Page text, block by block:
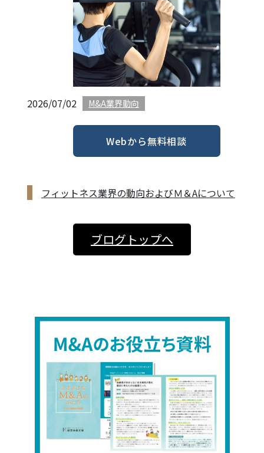
2026/07/02 M&A業界動向
Webから無料相談
フィットネス業界の動向およびＭ＆Aについて
ブログトップへ